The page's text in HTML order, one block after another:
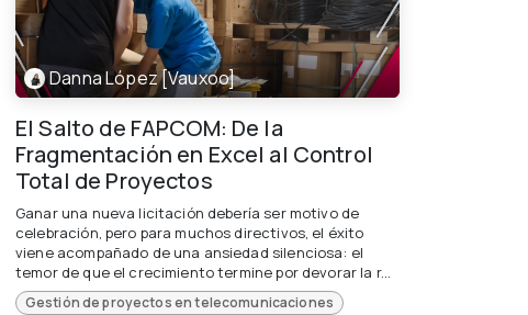
Danna López [Vauxoo]
El Salto de FAPCOM: De la
Fragmentación en Excel al Control
Total de Proyectos
Ganar una nueva licitación debería ser motivo de
celebración, pero para muchos directivos, el éxito
viene acompañado de una ansiedad silenciosa: el
temor de que el crecimiento termine por devorar la r...
Gestión de proyectos en telecomunicaciones